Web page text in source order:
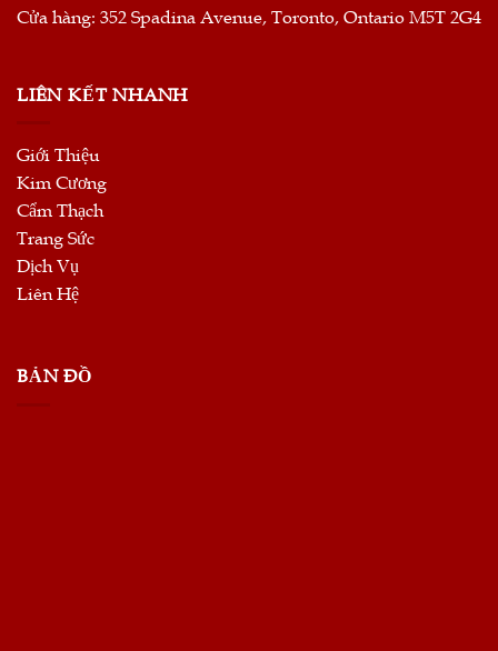
Cửa hàng: 352 Spadina Avenue, Toronto, Ontario M5T 2G4
LIÊN KẾT NHANH
Giới Thiệu
Kim Cương
Cẩm Thạch
Trang Sức
Dịch Vụ
Liên Hệ
BẢN ĐỒ